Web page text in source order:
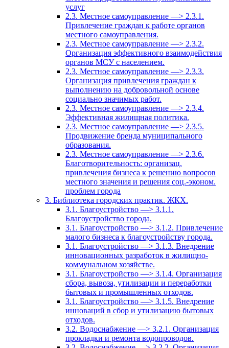
услуг
2.3. Местное самоуправление —> 2.3.1.
Привлечение граждан к работе органов
местного самоуправления.
2.3. Местное самоуправление —> 2.3.2.
Организация эффективного взаимодействия
органов МСУ с населением.
2.3. Местное самоуправление —> 2.3.3.
Организация привлечения граждан к
выполнению на добровольной основе
социально значимых работ.
2.3. Местное самоуправление —> 2.3.4.
Эффективная жилищная политика.
2.3. Местное самоуправление —> 2.3.5.
Продвижение бренда муниципального
образования.
2.3. Местное самоуправление —> 2.3.6.
Благотворительность: организац.
привлечения бизнеса к решению вопросов
местного значения и решения соц.-эконом.
проблем города
3. Библиотека городских практик. ЖКХ.
3.1. Благоустройство —> 3.1.1.
Благоустройство города.
3.1. Благоустройство —> 3.1.2. Привлечение
малого бизнеса к благоустройству города.
3.1. Благоустройство —> 3.1.3. Внедрение
инновационных разработок в жилищно-
коммунальном хозяйстве.
3.1. Благоустройство —> 3.1.4. Организация
сбора, вывоза, утилизации и переработки
бытовых и промышленных отходов.
3.1. Благоустройство —> 3.1.5. Внедрение
инноваций в сбор и утилизацию бытовых
отходов.
3.2. Водоснабжение —> 3.2.1. Организация
прокладки и ремонта водопроводов.